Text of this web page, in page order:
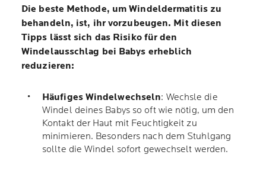
Die beste Methode, um Windeldermatitis zu
behandeln, ist, ihr vorzubeugen. Mit diesen
Tipps lässt sich das Risiko für den
Windelausschlag bei Babys erheblich
reduzieren:
Häufiges Windelwechseln: Wechsle die
Windel deines Babys so oft wie nötig, um den
Kontakt der Haut mit Feuchtigkeit zu
minimieren. Besonders nach dem Stuhlgang
sollte die Windel sofort gewechselt werden.